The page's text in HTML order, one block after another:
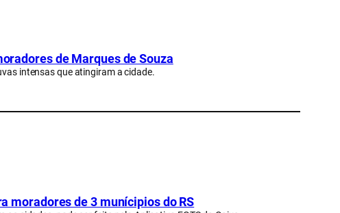
de Marques de Souza
intensas que atingiram a cidade.
moradores de 3 munícipios do RS